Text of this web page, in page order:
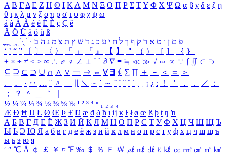
Α Β ΓΔ Ε Ζ Η Θ Ι ΚΛ Μ Ν Ξ Ο Π Ρ Σ ΤΥ Φ Χ Ψ Ω α β γ δ ε ζ η
θ ι κ λ μ ν ξ ο π ρ σ τ υ φ χ ψ ω
á à Á À é è É È ç Ç ê
Ä Ö Ü ä ö ü ß
ִֶֹ ֻּ ׁׂ פ ם ן ו ט א ר ק ף ך ל ח י ע כ ג ד ש ץ ת צ מ נ ה ב
‘ ’ “ ” 〔 〕 〈 〉 「 」 『 』 【 】 ＂ （ ） ［ ］ ｛ ｝
± × ÷ ≠ ≤ ≥ ∞ ∴ ♂ ♀ ∠ ⊥ ⌒ ∂ ∇ ≡ ≒ ≪ ≫ √ ∽ ∝ ∵ ∫ ∬ ∈ ∋
⊆ ⊇ ⊂ ⊃ ∪ ∩ ∧ ∨ ￢ ⇒ ⇔ ∀ ∃ ∮ ∑ ∏ ＋ － ＜ ＝
＞
、
。 · ‥ … ¨ 〃 ― ＼ ∼ ´ ～ ˇ ˘ ˝ ˚ ˙ ¸ ¡ ¿ ː ！ ＇ ， ． ／
：
；
？ ＾ ｀
½ ⅓ ⅔ ¼ ¾ ⅛ ⅜ ⅝ ⅞ ¹ ² ³ ⁴ ⁿ ₁ ₂ ₃ ₄
Æ Ð Ħ Ĳ Ł Ø Œ Þ Ŧ Ŋ æ đ ð ħ ı ĳ ĸ ŀ ł ø œ ß þ ŧ ŋ ŉ
А Б В Г Д Е Ё Ж З И Й К Л М Н О П Р С Т У Ф Х Ц Ч Ш Щ Ъ
Ы Ь Э Ю Я а б в г д е ё ж з и й к л м н о п р с т у ф х ц ч ш щ ъ
ы ь э ю я
′ ″ ℃ Å ￠ ￡ ￥ ¤ ℉ ‰ ＄ ％ Ｆ ￦ ㎕ ㎖ ㎗ ℓ ㎘ ㏄ ㎣ ㎤ ㎥ ㎦